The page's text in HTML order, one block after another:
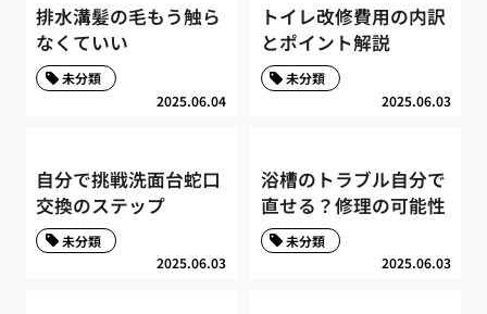
排水溝髪の毛もう触ら
なくていい
2025.06.04
未分類
トイレ改修費用の内訳
とポイント解説
2025.06.03
未分類
自分で挑戦洗面台蛇口
交換のステップ
2025.06.03
未分類
浴槽のトラブル自分で
直せる？修理の可能性
2025.06.03
未分類